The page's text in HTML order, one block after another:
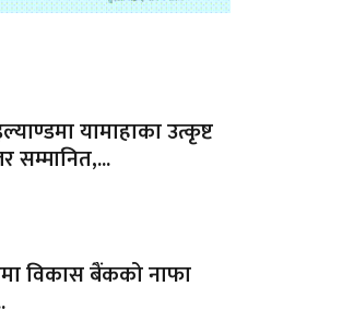
यामाहाका उत्कृष्ट
सम्मानित,...
विकास बैंकको नाफा